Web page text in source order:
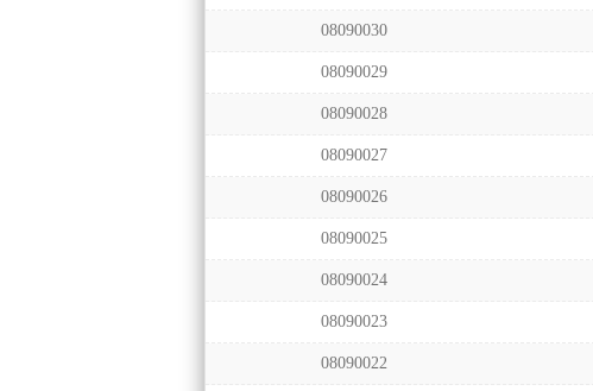
08090030
08090029
08090028
08090027
08090026
08090025
08090024
08090023
08090022